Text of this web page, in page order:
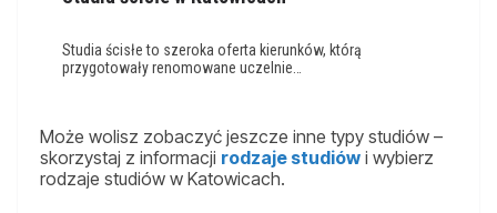
Studia ścisłe to szeroka oferta kierunków, którą
przygotowały renomowane uczelnie…
Może wolisz zobaczyć jeszcze inne typy studiów –
skorzystaj z informacji rodzaje studiów i wybierz
rodzaje studiów w Katowicach.